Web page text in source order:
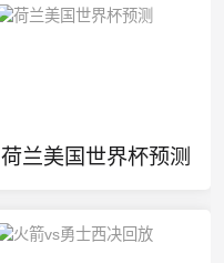
荷兰美国世界杯预测